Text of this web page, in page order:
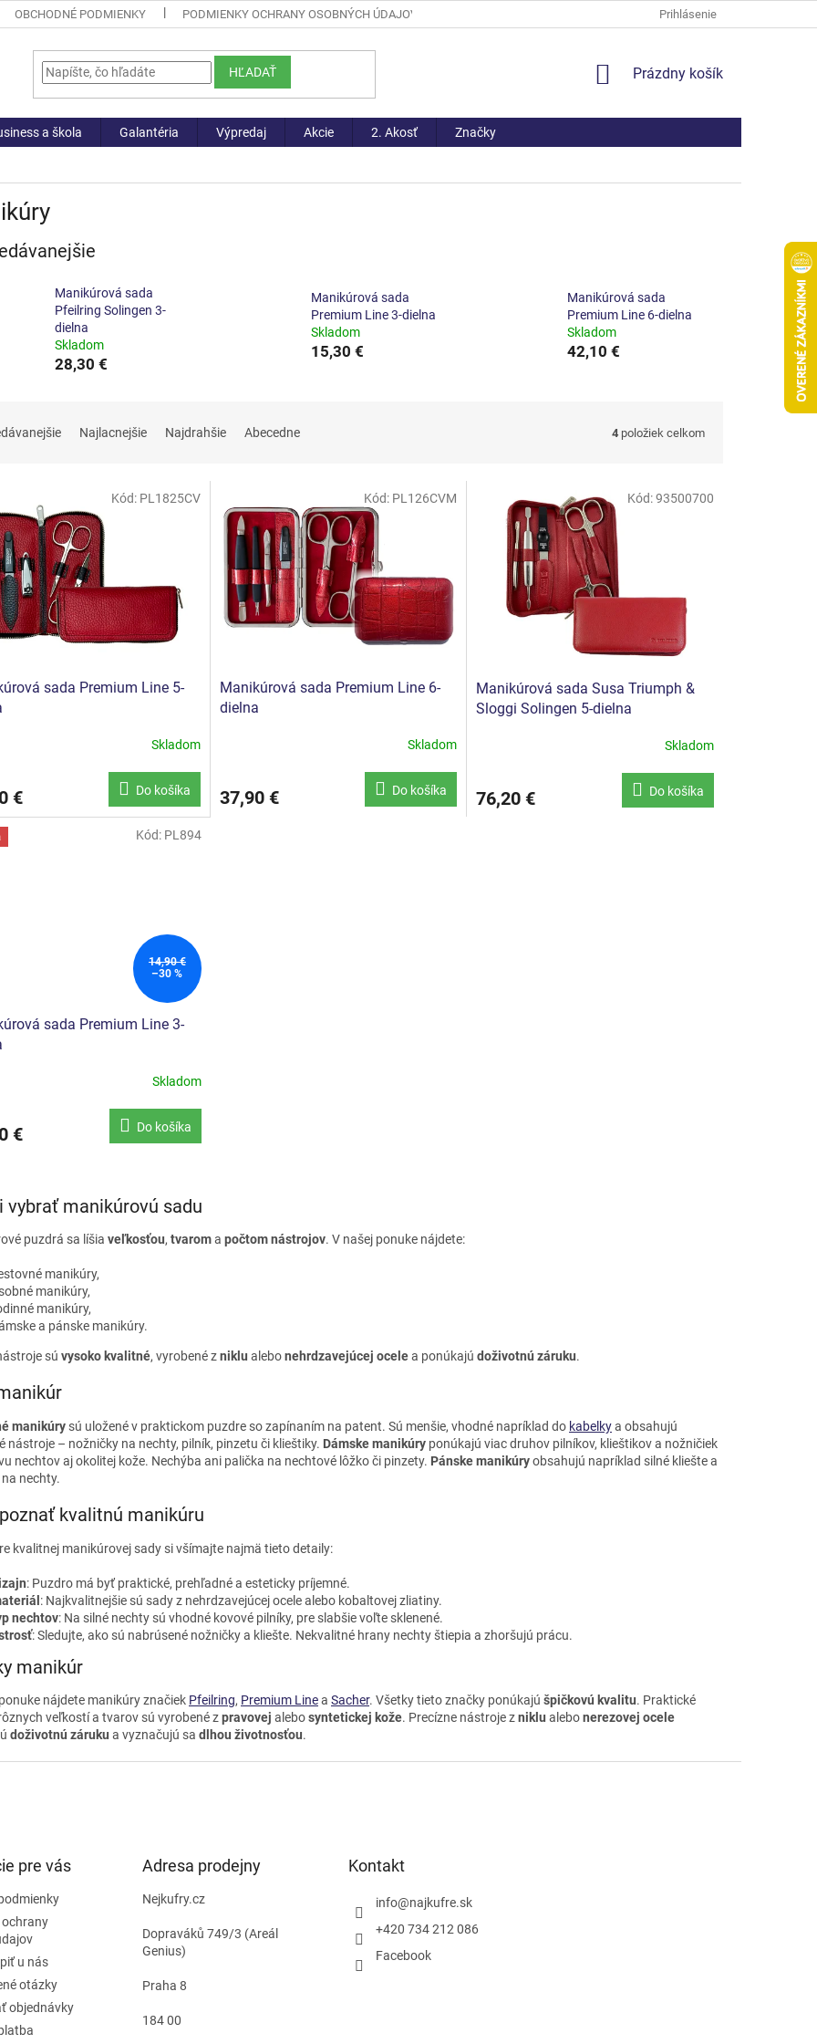
OBCHODNÉ PODMIENKY PODMIENKY OCHRANY OSOBNÝCH ÚDAJOV ČASTO KLADENÉ OTÁZKY
Prihlásenie
HĽADAŤ
NÁKUPNÝ
Prázdny košík
a škola Galantéria Výpredaj Akcie 2. Akosť Značky
Manikúrová sada
Pfeilring Solingen 3-
dielna
Skladom
28,30 €
Manikúrová sada
Premium Line 3-dielna
Skladom
15,30 €
Manikúrová sada
Premium Line 6-dielna
Skladom
42,10 €
Najlacnejšie Najdrahšie Abecedne 4 položiek celkom
sada Premium Line 5-
Skladom
€ Do košíka
Kód: PL1825CV
Manikúrová sada Premium Line 6-
dielna
Skladom
37,90 € Do košíka
Kód: PL126CVM
Manikúrová sada Susa Triumph &
Sloggi Solingen 5-dielna
Skladom
76,20 € Do košíka
Kód:93500700
14,90 €
–30 %
sada Premium Line 3-
Skladom
€ Do košíka
Kód: PL894
d
r
v
v
ý
p
i
vybrať manikúrovú sadu
puzdrá sa líšia veľkosťou, tvaroma počtom nástrojov. V našej ponuke nájdete:
manikúry,
manikúry,
manikúry,
a pánske manikúry.
sú vysoko kvalitné, vyrobené zniklu alebonehrdzavejúcej ocelea ponúkajú doživotnú záruku.
manikúry sú uložené v praktickom puzdre so zapínaním na patent. Sú menšie, vhodné napríklad do kabelkya obsahujú
nástroje – nožničky na nechty, pilník, pinzetu či klieštiky. Dámske manikúry ponúkajú viac druhov pilníkov, klieštikov a nožničiek
nechtov aj okolitej kože. Nechýba ani palička na nechtové lôžko či pinzety. Pánske manikúryobsahujú napríklad silné kliešte a
nechty.
kvalitnú manikúru
kvalitnej manikúrovej sady si všímajte najmä tieto detaily:
: Puzdro má byť praktické, prehľadné a esteticky príjemné.
: Najkvalitnejšie sú sady z nehrdzavejúcej ocele alebo kobaltovej zliatiny.
nechtov: Na silné nechty sú vhodné kovové pilníky, pre slabšie voľte sklenené.
: Sledujte, ako sú nabrúsené nožničky a kliešte. Nekvalitné hrany nechty štiepia a zhoršujú prácu.
manikúr
nájdete manikúry značiek Pfeilring, Premium Linea Sacher. Všetky tieto značky ponúkajú špičkovú kvalitu. Praktické
veľkostí a tvarov sú vyrobené zpravovej alebosyntetickej kože. Precízne nástroje zniklu alebonerezovej ocele
doživotnú záruku a vyznačujú sa dlhou životnosťou.
pre vás
ochrany
u nás
otázky
objednávky
Adresa prodejny
Nejkufry.cz
Dopraváků 749/3 (Areál
Genius)
Praha 8
184 00
Kontakt
info@najkufre.sk
+420 734 212 086
Facebook